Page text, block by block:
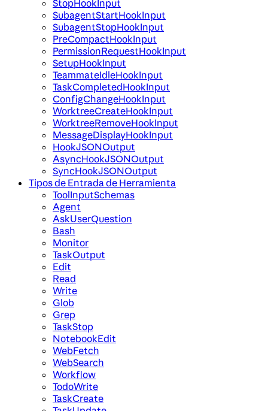
StopHookInput
SubagentStartHookInput
SubagentStopHookInput
PreCompactHookInput
PermissionRequestHookInput
SetupHookInput
TeammateIdleHookInput
TaskCompletedHookInput
ConfigChangeHookInput
WorktreeCreateHookInput
WorktreeRemoveHookInput
MessageDisplayHookInput
HookJSONOutput
AsyncHookJSONOutput
SyncHookJSONOutput
Tipos de Entrada de Herramienta
ToolInputSchemas
Agent
AskUserQuestion
Bash
Monitor
TaskOutput
Edit
Read
Write
Glob
Grep
TaskStop
NotebookEdit
WebFetch
WebSearch
Workflow
TodoWrite
TaskCreate